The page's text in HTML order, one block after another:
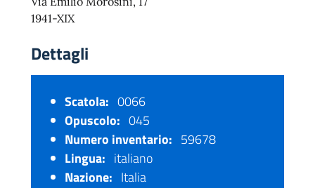
1941-XIX
Dettagli
Scatola: 0066
Opuscolo: 045
Numero inventario: 59678
Lingua: italiano
Nazione: Italia